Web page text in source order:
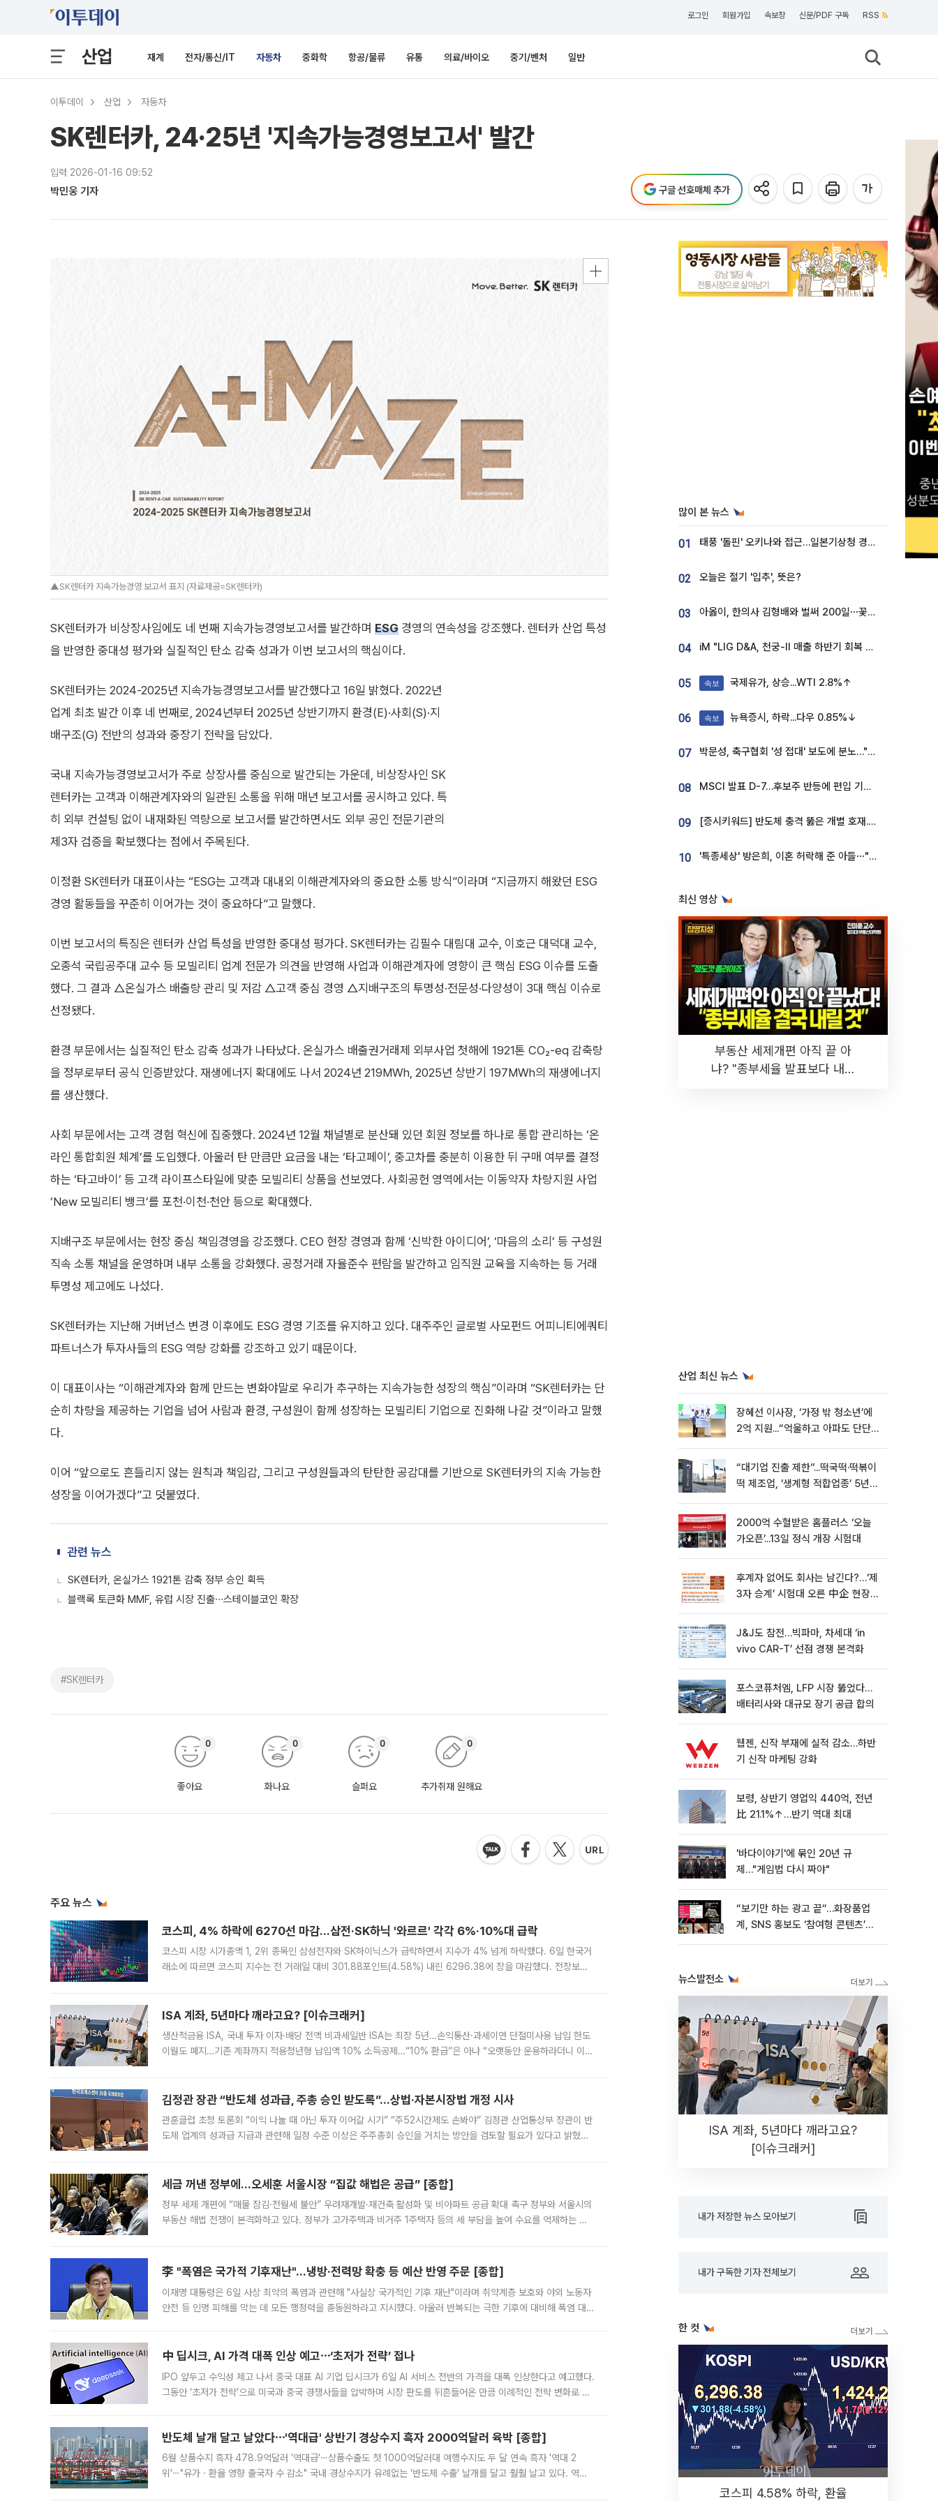
로그인 회원가입 속보창 신문/PDF 구독 RSS
산업 재계 전자/통신/IT 자동차 중화학 항공/물류 유통 의료/바이오 중기/벤처 일반
이투데이 산업 자동차
SK렌터카, 24·25년 '지속가능경영보고서' 발간
입력 2026-01-16 09:52
박민웅 기자 구글 선호매체 추가
▲SK렌터카 지속가능경영 보고서 표지 (자료제공=SK렌터카)
SK렌터카가 비상장사임에도 네 번째 지속가능경영보고서를 발간하며 ESG 경영의 연속성을 강조했다. 렌터카 산업 특성
을 반영한 중대성 평가와 실질적인 탄소 감축 성과가 이번 보고서의 핵심이다.
SK렌터카는 2024-2025년 지속가능경영보고서를 발간했다고 16일 밝혔다. 2022년
업계 최초 발간 이후 네 번째로, 2024년부터 2025년 상반기까지 환경(E)·사회(S)·지
배구조(G) 전반의 성과와 중장기 전략을 담았다.
국내 지속가능경영보고서가 주로 상장사를 중심으로 발간되는 가운데, 비상장사인 SK
렌터카는 고객과 이해관계자와의 일관된 소통을 위해 매년 보고서를 공시하고 있다. 특
히 외부 컨설팅 없이 내재화된 역량으로 보고서를 발간하면서도 외부 공인 전문기관의
제3자 검증을 확보했다는 점에서 주목된다.
이정환 SK렌터카 대표이사는 “ESG는 고객과 대내외 이해관계자와의 중요한 소통 방식”이라며 “지금까지 해왔던 ESG
경영 활동들을 꾸준히 이어가는 것이 중요하다”고 말했다.
이번 보고서의 특징은 렌터카 산업 특성을 반영한 중대성 평가다. SK렌터카는 김필수 대림대 교수, 이호근 대덕대 교수,
오종석 국립공주대 교수 등 모빌리티 업계 전문가 의견을 반영해 사업과 이해관계자에 영향이 큰 핵심 ESG 이슈를 도출
했다. 그 결과 △온실가스 배출량 관리 및 저감 △고객 중심 경영 △지배구조의 투명성·전문성·다양성이 3대 핵심 이슈로
선정됐다.
환경 부문에서는 실질적인 탄소 감축 성과가 나타났다. 온실가스 배출권거래제 외부사업 첫해에 1921톤 CO₂-eq 감축량
을 정부로부터 공식 인증받았다. 재생에너지 확대에도 나서 2024년 219MWh, 2025년 상반기 197MWh의 재생에너지
를 생산했다.
사회 부문에서는 고객 경험 혁신에 집중했다. 2024년 12월 채널별로 분산돼 있던 회원 정보를 하나로 통합 관리하는 ‘온
라인 통합회원 체계’를 도입했다. 아울러 탄 만큼만 요금을 내는 ‘타고페이’, 중고차를 충분히 이용한 뒤 구매 여부를 결정
하는 ‘타고바이’ 등 고객 라이프스타일에 맞춘 모빌리티 상품을 선보였다. 사회공헌 영역에서는 이동약자 차량지원 사업
‘New 모빌리티 뱅크’를 포천·이천·천안 등으로 확대했다.
지배구조 부문에서는 현장 중심 책임경영을 강조했다. CEO 현장 경영과 함께 ‘신박한 아이디어’, ‘마음의 소리’ 등 구성원
직속 소통 채널을 운영하며 내부 소통을 강화했다. 공정거래 자율준수 편람을 발간하고 임직원 교육을 지속하는 등 거래
투명성 제고에도 나섰다.
SK렌터카는 지난해 거버넌스 변경 이후에도 ESG 경영 기조를 유지하고 있다. 대주주인 글로벌 사모펀드 어피니티에쿼티
파트너스가 투자사들의 ESG 역량 강화를 강조하고 있기 때문이다.
이 대표이사는 “이해관계자와 함께 만드는 변화야말로 우리가 추구하는 지속가능한 성장의 핵심”이라며 “SK렌터카는 단
순히 차량을 제공하는 기업을 넘어 사람과 환경, 구성원이 함께 성장하는 모빌리티 기업으로 진화해 나갈 것”이라고 말했
다.
이어 “앞으로도 흔들리지 않는 원칙과 책임감, 그리고 구성원들과의 탄탄한 공감대를 기반으로 SK렌터카의 지속 가능한
성장을 이어가겠다”고 덧붙였다.
관련 뉴스
SK렌터카, 온실가스 1921톤 감축 정부 승인 획득
블랙록 토큰화 MMF, 유럽 시장 진출∙∙∙스테이블코인 확장
#SK렌터카
좋아요
0
화나요
0
슬퍼요
0
추가취재 원해요
0
주요 뉴스
코스피, 4% 하락에 6270선 마감…삼전·SK하닉 '와르르' 각각 6%·10%대 급락
코스피 시장 시가총액 1, 2위 종목인 삼성전자와 SK하이닉스가 급락하면서 지수가 4% 넘게 하락했다. 6일 한국거
래소에 따르면 코스피 지수는 전 거래일 대비 301.88포인트(4.58%) 내린 6296.38에 장을 마감했다. 전장보다
ISA 계좌, 5년마다 깨라고요? [이슈크래커]
생산적금융 ISA, 국내 투자 이자·배당 전액 비과세일반 ISA는 최장 5년…손익통산·과세이연 단절미사용 납입 한도
이월도 폐지…기존 계좌까지 적용청년형 납입액 10% 소득공제…“10% 환급”은 아냐 “오랫동안 운용하라더니 이제
김정관 장관 “반도체 성과급, 주총 승인 받도록”…상법·자본시장법 개정 시사
관훈클럽 초청 토론회 “이익 나눌 때 아닌 투자 이어갈 시기” “주52시간제도 손봐야” 김정관 산업통상부 장관이 반
도체 업계의 성과급 지급과 관련해 일정 수준 이상은 주주총회 승인을 거치는 방안을 검토할 필요가 있다고 밝혔다.
세금 꺼낸 정부에…오세훈 서울시장 “집값 해법은 공급” [종합]
정부 세제 개편에 “매물 잠김·전월세 불안” 우려재개발·재건축 활성화 및 비아파트 공급 확대 촉구 정부와 서울시의
부동산 해법 전쟁이 본격화하고 있다. 정부가 고가주택과 비거주 1주택자 등의 세 부담을 높여 수요를 억제하는 카
李 "폭염은 국가적 기후재난"…냉방·전력망 확충 등 예산 반영 주문 [종합]
이재명 대통령은 6일 사상 최악의 폭염과 관련해 "사실상 국가적인 기후 재난"이라며 취약계층 보호와 야외 노동자
안전 등 인명 피해를 막는 데 모든 행정력을 총동원하라고 지시했다. 아울러 반복되는 극한 기후에 대비해 폭염 대응
中 딥시크, AI 가격 대폭 인상 예고⋯‘초저가 전략’ 접나
IPO 앞두고 수익성 제고 나서 중국 대표 AI 기업 딥시크가 6일 AI 서비스 전반의 가격을 대폭 인상한다고 예고했다.
그동안 ‘초저가 전략’으로 미국과 중국 경쟁사들을 압박하며 시장 판도를 뒤흔들어온 만큼 이례적인 전략 변화로 평
반도체 날개 달고 날았다⋯'역대급' 상반기 경상수지 흑자 2000억달러 육박 [종합]
6월 상품수지 흑자 478.9억달러 '역대급'⋯상품수출도 첫 1000억달러대 여행수지도 두 달 연속 흑자 '역대 2
위'⋯"유가ㆍ환율 영향 출국자 수 감소" 국내 경상수지가 유례없는 '반도체 수출' 날개를 달고 훨훨 날고 있다. 역대
많이 본 뉴스
01 태풍 '돌핀' 오키나와 접근…일본기상청 경로 업데이트
02 오늘은 절기 '입추', 뜻은?
03 아옳이, 한의사 김형배와 벌써 200일⋯꽃다발 들고 "프러포즈 아냐"
04 iM "LIG D&A, 천궁-II 매출 하반기 회복 전망…방산 톱픽 유지"
05 속보 국제유가, 상승...WTI 2.8%↑
06 속보 뉴욕증시, 하락...다우 0.85%↓
07 박문성, 축구협회 '성 접대' 보도에 분노…"다 말아먹으려고 작정했나"
08 MSCI 발표 D-7…후보주 반등에 편입 기대 재점화
09 [증시키워드] 반도체 충격 뚫은 개별 호재...포스코퓨처엠·에코프로·한화솔루션 '눈길'
10 '특종세상' 방은희, 이혼 허락해 준 아들⋯"너무 잘 커줬다" 오열
최신 영상
부동산 세제개편 아직 끝 아
냐? "종부세율 발표보다 내릴
산업 최신 뉴스
장혜선 이사장, ‘가정 밖 청소년’에
2억 지원...“억울하고 아파도 단단해
“대기업 진출 제한”...떡국떡·떡볶이
떡 제조업, ‘생계형 적합업종’ 5년
2000억 수혈받은 홈플러스 ‘오늘
가오픈’...13일 정식 개장 시험대
후계자 없어도 회사는 남긴다?…‘제
3자 승계’ 시험대 오른 中企 현장
J&J도 참전…빅파마, 차세대 ‘in
vivo CAR-T’ 선점 경쟁 본격화
포스코퓨처엠, LFP 시장 뚫었다…
배터리사와 대규모 장기 공급 합의
웹젠, 신작 부재에 실적 감소…하반
기 신작 마케팅 강화
보령, 상반기 영업익 440억, 전년
比 21.1%↑…반기 역대 최대
'바다이야기'에 묶인 20년 규
제…"게임법 다시 짜야"
“보기만 하는 광고 끝“…화장품업
계, SNS 홍보도 ‘참여형 콘텐츠’로
뉴스발전소
ISA 계좌, 5년마다 깨라고요?
[이슈크래커]
내가 저장한 뉴스 모아보기
내가 구독한 기자 전체보기
한 컷
코스피 4.58% 하락, 환율